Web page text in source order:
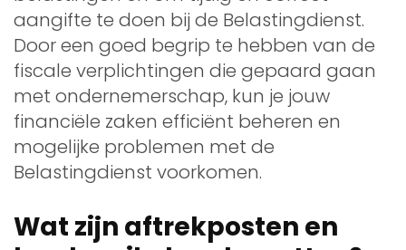
aangifte te doen bij de Belastingdienst.
Door een goed begrip te hebben van de
fiscale verplichtingen die gepaard gaan
met ondernemerschap, kun je jouw
financiële zaken efficiënt beheren en
mogelijke problemen met de
Belastingdienst voorkomen.
Wat zijn aftrekposten en